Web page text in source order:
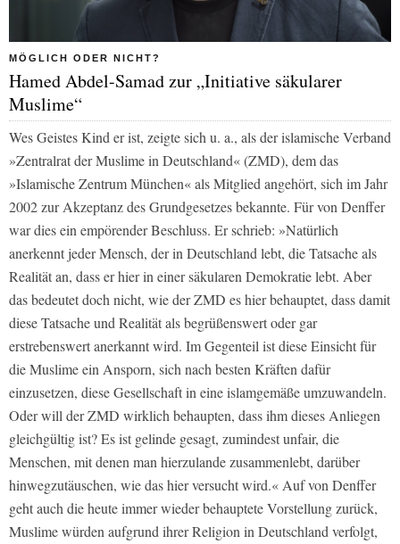
MÖGLICH ODER NICHT?
Hamed Abdel-Samad zur „Initiative säkularer
Muslime“
Wes Geistes Kind er ist, zeigte sich u. a., als der islamische Verband
»Zentralrat der Muslime in Deutschland« (ZMD), dem das
»Islamische Zentrum München« als Mitglied angehört, sich im Jahr
2002 zur Akzeptanz des Grundgesetzes bekannte. Für von Denffer
war dies ein empörender Beschluss. Er schrieb: »Natürlich
anerkennt jeder Mensch, der in Deutschland lebt, die Tatsache als
Realität an, dass er hier in einer säkularen Demokratie lebt. Aber
das bedeutet doch nicht, wie der ZMD es hier behauptet, dass damit
diese Tatsache und Realität als begrüßenswert oder gar
erstrebenswert anerkannt wird. Im Gegenteil ist diese Einsicht für
die Muslime ein Ansporn, sich nach besten Kräften dafür
einzusetzen, diese Gesellschaft in eine islamgemäße umzuwandeln.
Oder will der ZMD wirklich behaupten, dass ihm dieses Anliegen
gleichgültig ist? Es ist gelinde gesagt, zumindest unfair, die
Menschen, mit denen man hierzulande zusammenlebt, darüber
hinwegzutäuschen, wie das hier versucht wird.« Auf von Denffer
geht auch die heute immer wieder behauptete Vorstellung zurück,
Muslime würden aufgrund ihrer Religion in Deutschland verfolgt,